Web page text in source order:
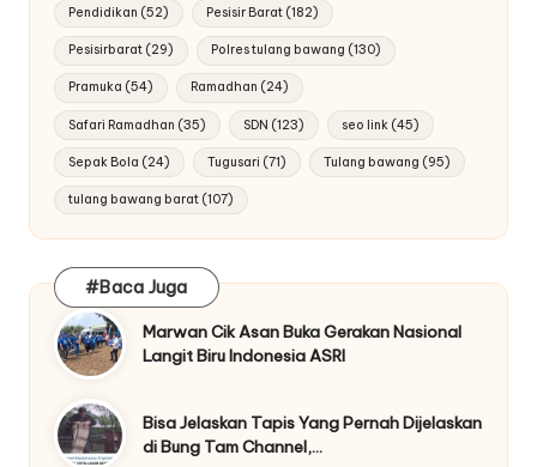
Pendidikan (52) Pesisir Barat(182)
Pesisirbarat (29) Polres tulang bawang (130)
Pramuka (54) Ramadhan (24)
Safari Ramadhan (35) SDN (123) seo link (45)
Sepak Bola (24) Tugusari (71) Tulang bawang (95)
tulang bawang barat (107)
#Baca Juga
Marwan Cik Asan Buka Gerakan Nasional
Langit Biru Indonesia ASRI
Bisa Jelaskan Tapis Yang Pernah Dijelaskan
di Bung Tam Channel,…